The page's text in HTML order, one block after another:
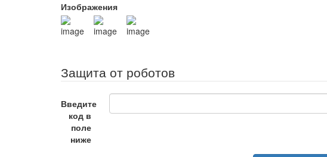
Изображения
Защита от роботов
Введите
код в
поле
ниже